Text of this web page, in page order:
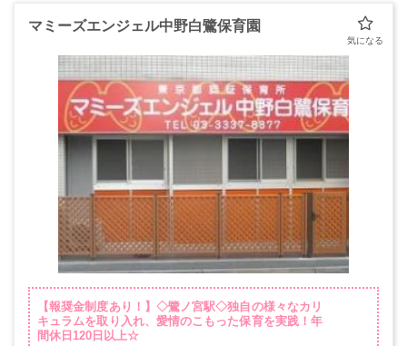
マミーズエンジェル中野白鷺保育園
【報奨金制度あり！】◇鷺ノ宮駅◇独自の様々なカリ
キュラムを取り入れ、愛情のこもった保育を実践！年
間休日120日以上☆